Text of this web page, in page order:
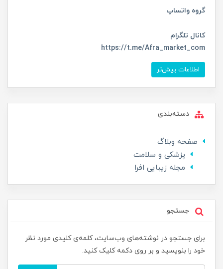
گروه واتساپ
کانال تلگرام
https://t.me/Afra_market_com
اطلاعات بیش‌تر
دسته‌بندی
صفحه وبلاگ
پزشکی و سلامت
مجله زیبایی افرا
جستجو
برای جستجو در نوشته‌های وب‌سایت، کلمه‌ی کلیدی مورد نظر
خود را بنویسید و بر روی دکمه کلیک کنید.